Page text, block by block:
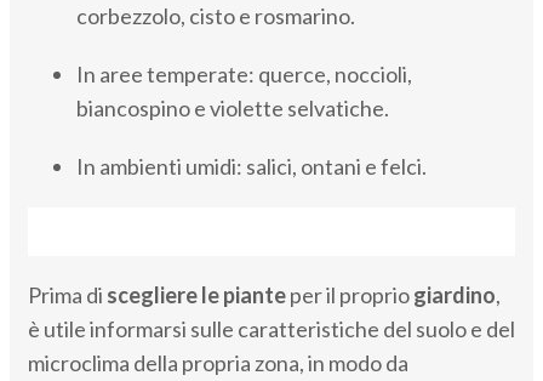
corbezzolo, cisto e rosmarino.
In aree temperate: querce, noccioli,
biancospino e violette selvatiche.
In ambienti umidi: salici, ontani e felci.
Prima di scegliere le pianteper il propriogiardino,
è utile informarsi sulle caratteristiche del suolo e del
microclima della propria zona, in modo da